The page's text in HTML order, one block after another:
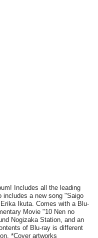
Includes all the leading
a new song "Saigo
Ikuta. Comes with a Blu-
Movie "10 Nen no
Nogizaka Station, and an
of Blu-ray is different
*Cover artworks